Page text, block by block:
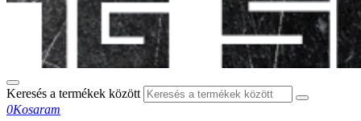
Keresés a termékek között
0Kosaram